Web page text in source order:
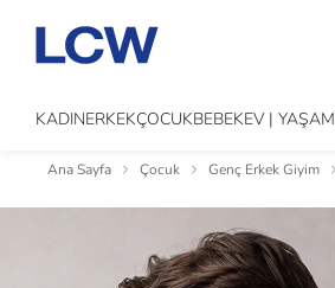
KADINERKEKÇOCUKBEBEKEV | YAŞAM
Ana Sayfa Çocuk Genç Erkek Giyim